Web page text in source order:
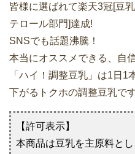
皆様に選ばれて楽天3冠[豆
テロール部門]達成!
SNSでも話題沸騰！
本当にオススメできる、自
「ハイ！調整豆乳」は1日
下がるトクホの調整豆乳です
【許可表示】
本商品は豆乳を主原料と